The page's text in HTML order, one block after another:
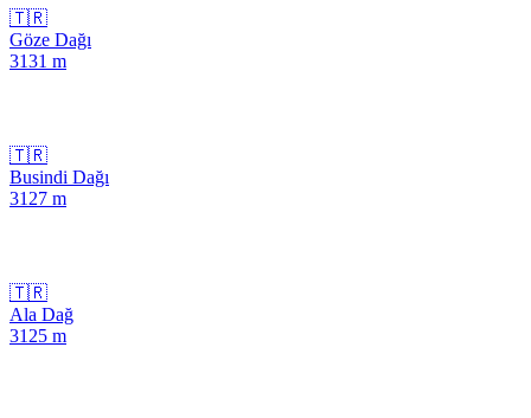
🇹🇷
Göze Dağı
3131 m
🇹🇷
Busindi Dağı
3127 m
🇹🇷
Ala Dağ
3125 m